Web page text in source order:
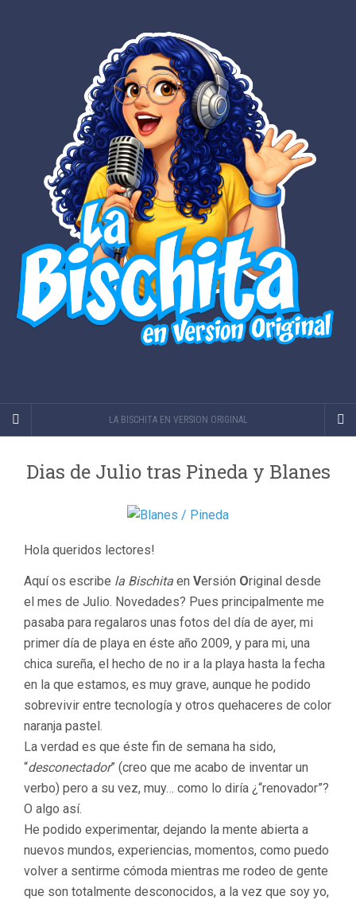
LA BISCHITA EN VERSION ORIGINAL
Dias de Julio tras Pineda y Blanes
Hola queridos lectores!
Aquí os escribe la Bischita en Versión Original desde
el mes de Julio. Novedades? Pues principalmente me
pasaba para regalaros unas fotos del día de ayer, mi
primer día de playa en éste año 2009, y para mi, una
chica sureña, el hecho de no ir a la playa hasta la fecha
en la que estamos, es muy grave, aunque he podido
sobrevivir entre tecnología y otros quehaceres de color
naranja pastel.
La verdad es que éste fin de semana ha sido,
“desconectador” (creo que me acabo de inventar un
verbo) pero a su vez, muy… como lo diría ¿“renovador”?
O algo así.
He podido experimentar, dejando la mente abierta a
nuevos mundos, experiencias, momentos, como puedo
volver a sentirme cómoda mientras me rodeo de gente
que son totalmente desconocidos, a la vez que soy yo,